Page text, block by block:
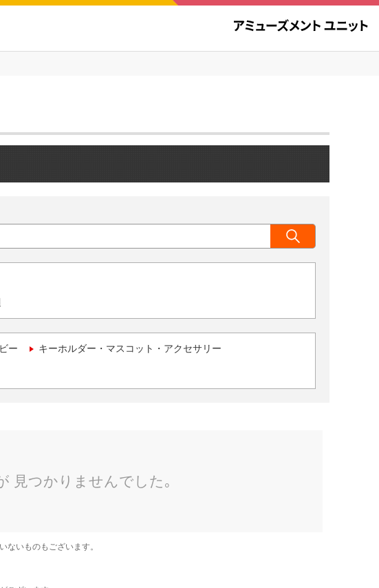
ー キーホルダー・マスコット・アクセサリー